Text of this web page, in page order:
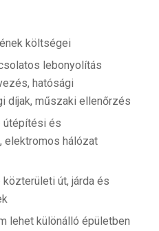
költségei
lebonyolítás
hatósági
díjak, műszaki ellenőrzés
útépítési és
elektromos hálózat
út, járda és
lehet különálló épületben